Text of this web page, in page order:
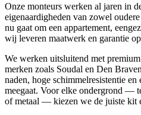
Onze monteurs werken al jaren in
eigenaardigheden van zowel
nu gaat om een appartement,
wij leveren maatwerk en garantie
We werken uitsluitend met
merken zoals Soudal en Den
naden, hoge schimmelresistentie
meegaat. Voor elke ondergrond —
of metaal — kiezen we de juiste kit